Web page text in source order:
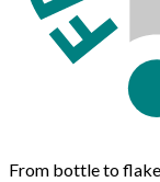
From bottle to